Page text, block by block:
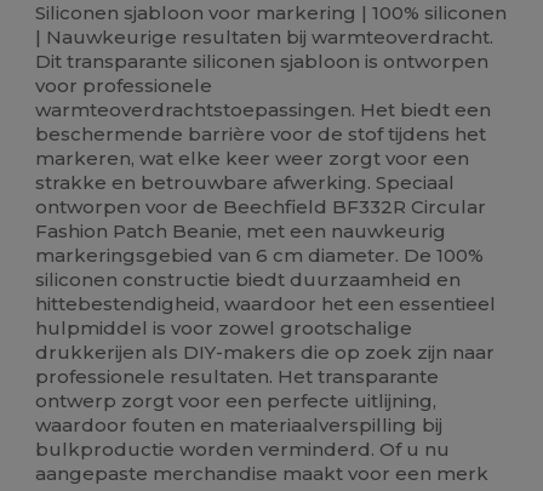
Siliconen sjabloon voor markering | 100% siliconen
| Nauwkeurige resultaten bij warmteoverdracht.
Dit transparante siliconen sjabloon is ontworpen
voor professionele
warmteoverdrachtstoepassingen. Het biedt een
beschermende barrière voor de stof tijdens het
markeren, wat elke keer weer zorgt voor een
strakke en betrouwbare afwerking. Speciaal
ontworpen voor de Beechfield BF332R Circular
Fashion Patch Beanie, met een nauwkeurig
markeringsgebied van 6 cm diameter. De 100%
siliconen constructie biedt duurzaamheid en
hittebestendigheid, waardoor het een essentieel
hulpmiddel is voor zowel grootschalige
drukkerijen als DIY-makers die op zoek zijn naar
professionele resultaten. Het transparante
ontwerp zorgt voor een perfecte uitlijning,
waardoor fouten en materiaalverspilling bij
bulkproductie worden verminderd. Of u nu
aangepaste merchandise maakt voor een merk